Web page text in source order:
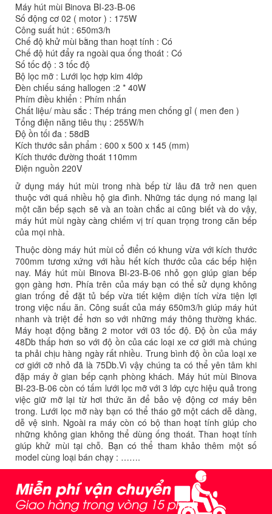
Máy hút mùi Binova BI-23-B-06
Số động cơ 02 ( motor ) : 175W
Công suất hút : 650m3/h
Chế độ khử mùi bằng than hoạt tính : Có
Chế độ hút đẩy ra ngoài qua ống thoát : Có
Số tốc độ : 3 tốc độ
Bộ lọc mỡ : Lưới lọc hợp kim 4lớp
Đèn chiếu sáng hallogen :2 * 40W
Phím điều khiển : Phím nhấn
Chất liệu/ màu sắc : Thép tráng men chống gỉ ( men đen )
Tổng điện năng tiêu thụ : 255W/h
Độ ồn tối đa : 58dB
Kích thước sản phẩm : 600 x 500 x 145 (mm)
Kích thước đường thoát 110mm
Điện nguồn 220V
ử dụng máy hút mùi trong nhà bếp từ lâu đã trở nen quen
thuộc với quá nhiều hộ gia đình. Những tác dụng nó mang lại
một căn bếp sạch sẽ và an toàn chắc ai cũng biết và do vậy,
máy hút mùi ngày càng chiếm vị trí quan trọng trong căn bếp
của mọi nhà.
Thuộc dòng máy hút mùi cổ điển có khung vừa với kích thước
700mm tương xứng với hầu hết kích thước của các bếp hiện
nay. Máy hút mùi Binova BI-23-B-06 nhỏ gọn giúp gian bếp
gọn gàng hơn. Phía trên của máy bạn có thể sử dụng không
gian trống để đặt tủ bếp vừa tiết kiệm diện tích vừa tiện lợi
trong việc nấu ăn. Công suất của máy 650m3/h giúp máy hút
nhanh và triệt để hơn so với những máy thông thường khác.
Máy hoạt động bằng 2 motor với 03 tốc độ. Độ ồn của máy
48Db thấp hơn so với độ ồn của các loại xe cơ giới mà chúng
ta phải chịu hàng ngày rất nhiều. Trung bình độ ồn của loại xe
cơ giới cỡ nhỏ đã là 75Db.Vì vậy chúng ta có thể yên tâm khi
đặp máy ở gian bếp cạnh phòng khách. Máy hút mùi Binova
BI-23-B-06 còn có tấm lưới lọc mỡ với 3 lớp cực hiệu quả trong
việc giữ mỡ lại từ hơi thức ăn để bảo vệ động cơ máy bên
trong. Lưới lọc mỡ này bạn có thể tháo gỡ một cách dễ dàng,
dễ vệ sinh. Ngoài ra máy còn có bộ than hoạt tính giúp cho
những không gian không thể dùng ống thoát. Than hoạt tính
giúp khử mùi tại chỗ. Bạn có thể tham khảo thêm một số
model cùng loại bán chạy : …….